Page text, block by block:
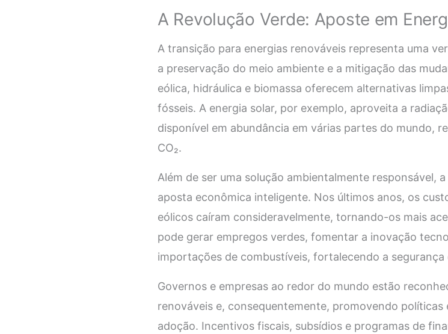
A Revolução Verde: Aposte em
A transição para energias renováveis representa uma
a preservação do meio ambiente e a mitigação das
eólica, hidráulica e biomassa oferecem alternativas
fósseis. A energia solar, por exemplo, aproveita a
disponível em abundância em várias partes do mundo,
CO₂.
Além de ser uma solução ambientalmente responsável,
aposta econômica inteligente. Nos últimos anos, os
eólicos caíram consideravelmente, tornando-os mais
pode gerar empregos verdes, fomentar a inovação
importações de combustíveis, fortalecendo a segurança
Governos e empresas ao redor do mundo estão
renováveis e, consequentemente, promovendo
adoção. Incentivos fiscais, subsídios e programas de